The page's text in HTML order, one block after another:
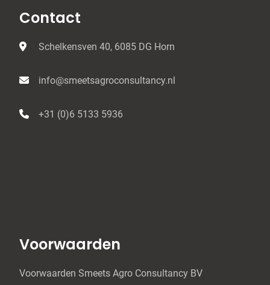
Contact
Schelkensven 40, 6085 DG Horn
info@smeetsagroconsultancy.nl
+31 (0)6 5133 5936
Voorwaarden
Voorwaarden Smeets Agro Consultancy BV